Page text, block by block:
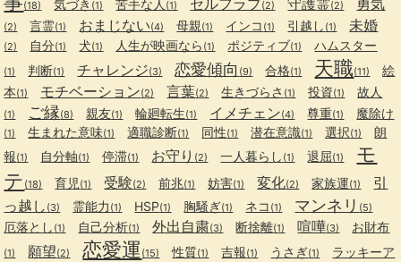
(18) 気づき (1) 苦手な人 (1) (2) (2)
(2) 言霊(1) おまじない(4) 母親(1) インコ (1) 引越し (1) 未婚
(2) 自分(1) 犬(1) 人生が映画なら (1) ポジティブ(1) ハムスター
(1) 判断(1) チャレンジ(3) 恋愛傾向 (9) 合格(1) 天職(11)
絵
本(1) モチベーション(2) 言葉(2) 生きづらさ (1) 投資(1) 故人
(1) ご縁(8) 親友(1) 輪廻転生(1) イメチェン(4) 尊重(1) 魔除け
(1) 生まれた意味(1) 適職診断(1) 同性(1) 潜在意識(1) 選択(1)
朗
報(1) 自分軸(1) 停滞(1) お守り (2) 一人暮らし (1) 退屈(1)
モ
テ (18) 育児 (1) 受験(2) 前兆(1) 妨害(1) 変化(2) 家族運(1)
引
っ越し (3) 霊能力 (1) HSP(1) 胸騒ぎ(1) ネコ (1) マンネリ (5)
厄落とし (1) 自己分析(1) 外出自粛(3) 断捨離(1) 喧嘩(3) お財布
(1) 願望(2) 恋愛運 (15) 性質(1) 吉報(1) うさぎ(1)
ラッキーア